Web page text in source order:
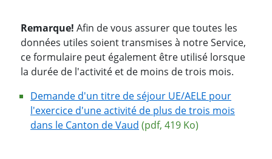
Remarque! Afin de vous assurer que toutes les
données utiles soient transmises à notre Service,
ce formulaire peut également être utilisé lorsque
la durée de l'activité et de moins de trois mois.
Demande d'un titre de séjour UE/AELE pour
l'exercice d'une activité de plus de trois mois
dans le Canton de Vaud (pdf, 419 Ko)